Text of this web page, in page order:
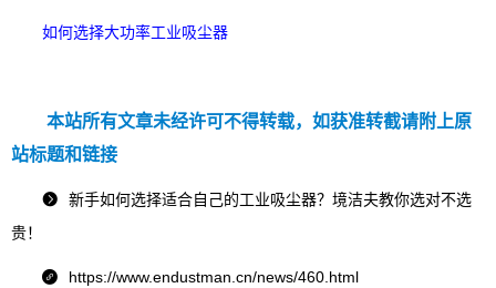
如何选择大功率工业吸尘器
本站所有文章未经许可不得转载，如获准转截请附上原
站标题和链接

新手如何选择适合自己的工业吸尘器？境洁夫教你选对不选
贵！
 https://www.endustman.cn/news/460.html